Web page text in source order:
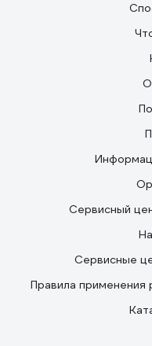
О
Сервисный
Сервисные
Правила применения